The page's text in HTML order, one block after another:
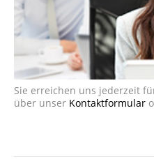
Sie erreichen uns jederzeit
über unser Kontaktformular